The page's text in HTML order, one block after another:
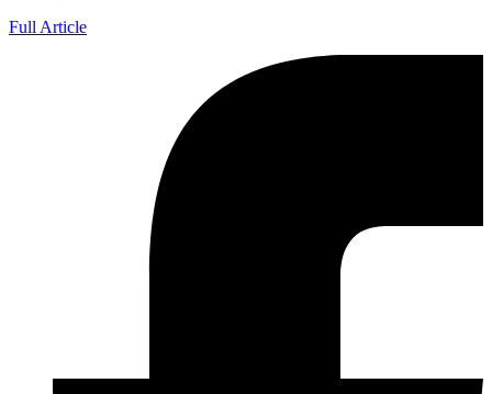
Full Article